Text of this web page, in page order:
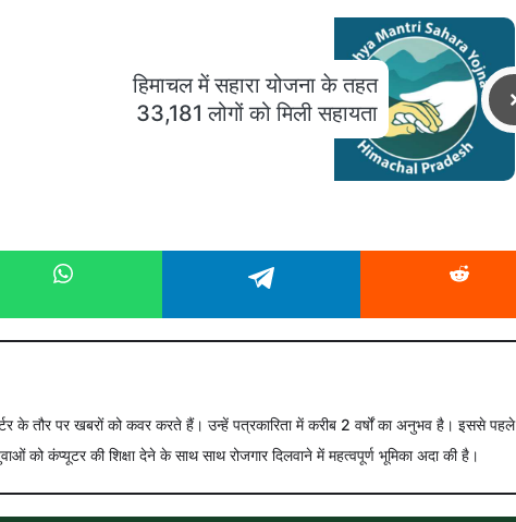
हिमाचल में सहारा योजना के तहत
33,181 लोगों को मिली सहायता
के तौर पर खबरों को कवर करते हैं। उन्हें पत्रकारिता में करीब 2 वर्षों का अनुभव है। इससे पहले
को कंप्यूटर की शिक्षा देने के साथ साथ रोजगार दिलवाने में महत्वपूर्ण भूमिका अदा की है।